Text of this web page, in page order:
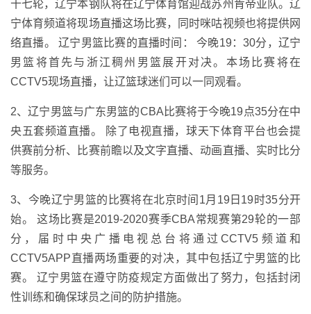
十七轮，辽宁本钢队将在辽宁体育馆迎战苏州肯帝亚队。辽
宁体育频道将现场直播这场比赛，同时咪咕视频也将提供网
络直播。 辽宁男篮比赛的直播时间： 今晚19：30分，辽宁
男篮将首先与浙江稠州男篮展开对决。本场比赛将在
CCTV5现场直播，让辽篮球迷们可以一同观看。
2、辽宁男篮与广东男篮的CBA比赛将于今晚19点35分在中
央五套频道直播。 除了电视直播，球天下体育平台也会提
供赛前分析、比赛前瞻以及文字直播、动画直播、实时比分
等服务。
3、今晚辽宁男篮的比赛将在北京时间1月19日19时35分开
始。 这场比赛是2019-2020赛季CBA常规赛第29轮的一部
分，届时中央广播电视总台将通过CCTV5频道和
CCTV5APP直播两场重要的对决，其中包括辽宁男篮的比
赛。 辽宁男篮在遵守防疫规定方面做出了努力，包括封闭
性训练和确保球员之间的防护措施。